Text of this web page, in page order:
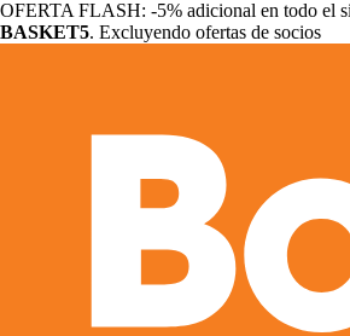
OFERTA FLASH: -5% adicional en todo el
BASKET5. Excluyendo ofertas de socios